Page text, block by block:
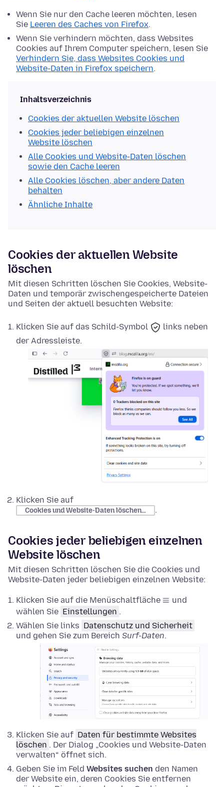
Wenn Sie nur den Cache leeren möchten, lesen
Sie Leeren des Caches von Firefox.
Wenn Sie verhindern möchten, dass Websites
Cookies auf Ihrem Computer speichern, lesen Sie
Verhindern Sie, dass Websites Cookies und
Website-Daten in Firefox speichern.
Inhaltsverzeichnis
Cookies der aktuellen Website löschen
Cookies jeder beliebigen einzelnen
Website löschen
Alle Cookies und Website-Daten löschen
sowie den Cache leeren
Alle Cookies löschen, aber andere Daten
behalten
Ähnliche Inhalte
Cookies der aktuellen Website
löschen
Mit diesen Schritten löschen Sie Cookies, Website-
Daten und temporär zwischengespeicherte Dateien
und Seiten der aktuell besuchten Website:
Klicken Sie auf das Schild-Symbol
links neben
der Adressleiste.
Klicken Sie auf
Cookies und Website-Daten löschen… .
Cookies jeder beliebigen einzelnen
Website löschen
Mit diesen Schritten löschen Sie die Cookies und
Website-Daten jeder beliebigen einzelnen Website:
Klicken Sie auf die Menüschaltfläche
und
wählen Sie Einstellungen .
Wählen Sie links Datenschutz und Sicherheit
und gehen Sie zum Bereich Surf-Daten.
Klicken Sie auf Daten für bestimmte Websites
löschen . Der Dialog „Cookies und Website-Daten
verwalten“ öffnet sich.
Geben Sie im Feld Websites suchen den Namen
der Website ein, deren Cookies Sie entfernen